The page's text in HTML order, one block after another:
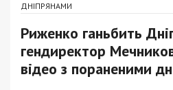
ДНІПРЯНАМИ
Риженко ганьбить
гендиректор
відео з пораненими